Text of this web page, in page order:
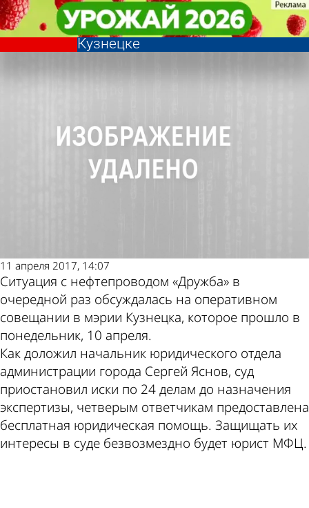
«Транснефть» разрабатывает
проект защитных сооружений в
Кузнецке
Общество
11 апреля 2017, 14:07
Ситуация с нефтепроводом «Дружба» в
очередной раз обсуждалась на оперативном
совещании в мэрии Кузнецка, которое прошло в
понедельник, 10 апреля.
Как доложил начальник юридического отдела
администрации города Сергей Яснов, суд
приостановил иски по 24 делам до назначения
экспертизы, четверым ответчикам предоставлена
бесплатная юридическая помощь. Защищать их
интересы в суде безвозмездно будет юрист МФЦ.
«Транснефть» разрабатывает
проект защитных сооружений в
Кузнецке
Общество
Другие новости
по теме
Погода и курсы
валют в Пензе